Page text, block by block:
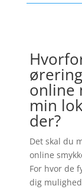
online
min
der?
Det skal du
online
For hvor de
dig